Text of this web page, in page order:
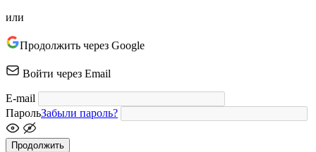
или
Продолжить через Google
Войти через Email
E-mail
ПарольЗабыли пароль?
Продолжить